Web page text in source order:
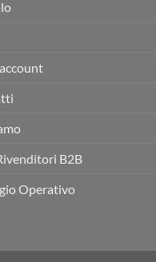
B2B
Operativo